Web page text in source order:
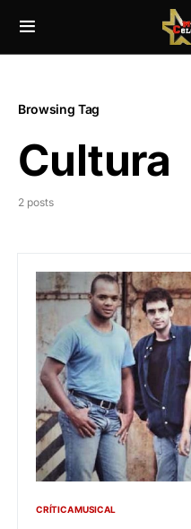
Browsing Tag
Cultura
2 posts
CRÍTICA MUSICAL